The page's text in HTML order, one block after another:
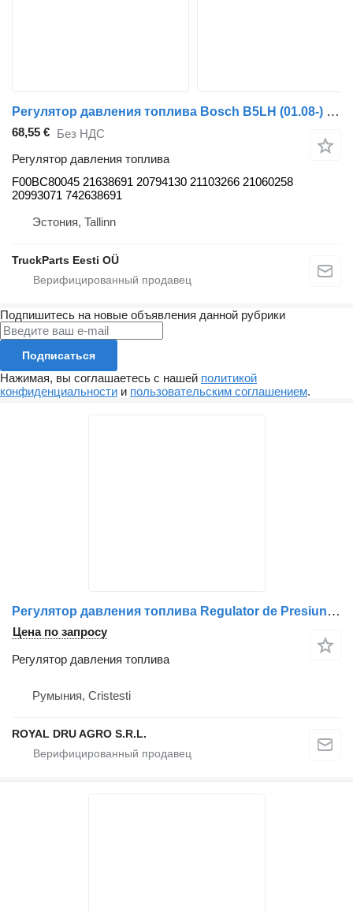
Регулятор давления топлива Bosch B5LH (01.08-) F00BC80045 для автобуса Volvo B5LH, B0E (2008-)
68,55 € Без НДС
Регулятор давления топлива
F00BC80045 21638691 20794130 21103266 21060258
20993071 742638691
Эстония, Tallinn
TruckParts Eesti OÜ
Подпишитесь на новые объявления данной рубрики
Подписаться
Нажимая, вы соглашаетесь с нашей политикой
конфиденциальности и пользовательским соглашением.
Регулятор давления топлива Regulator de Presiune Combustibil для грузовика Volvo 21638691 20794130 21103266 21060258 20993071 742638691
Цена по запросу
Регулятор давления топлива
Румыния, Cristesti
ROYAL DRU AGRO S.R.L.